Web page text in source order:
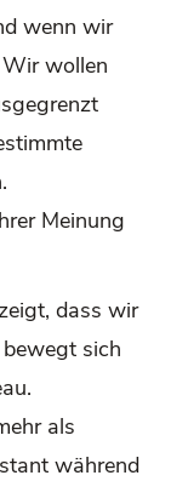
wenn wir
Wir wollen
Meinung
dass wir
sich
als
während